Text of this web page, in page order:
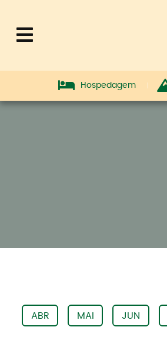
Hospedagem
ABR MAI JUN